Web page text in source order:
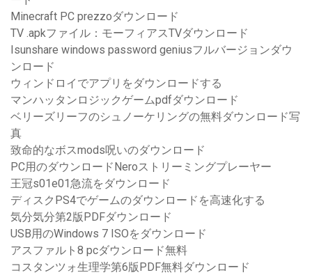
Minecraft PC prezzoダウンロード
TV .apkファイル：モーフィアスTVダウンロード
Isunshare windows password geniusフルバージョンダウ
ンロード
ウィンドロイでアプリをダウンロードする
マンハッタンロジックゲームpdfダウンロード
ベリーズリーフのシュノーケリングの無料ダウンロード写
真
致命的なボスmods呪いのダウンロード
PC用のダウンロードNeroストリーミングプレーヤー
王冠s01e01急流をダウンロード
ディスクPS4でゲームのダウンロードを高速化する
気分気分第2版PDFダウンロード
USB用のWindows 7 ISOをダウンロード
アスファルト8 pcダウンロード無料
コスタンツォ生理学第6版PDF無料ダウンロード